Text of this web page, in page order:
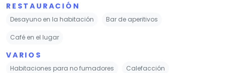
RESTAURACIÓN
Desayuno en la habitación Bar de aperitivos
Café en el lugar
VARIOS
Habitaciones para no fumadores Calefacción